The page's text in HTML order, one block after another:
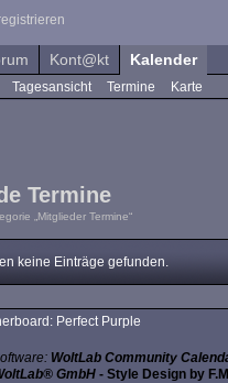
Kont@kt Kalender
Tagesansicht Termine Karte
Termine
„Mitglieder Termine“
keine Einträge gefunden.
Perfect Purple
WoltLab Community
GmbH